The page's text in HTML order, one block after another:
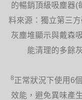
的暢銷頂級吸塵器(
料來源：獨立第三
灰塵堆顯示與戴森
能清理的多餘
8正常狀況下使用6
效能，避免異味產